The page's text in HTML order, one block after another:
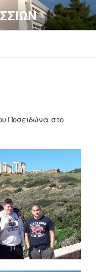
Ποσειδώνα στο